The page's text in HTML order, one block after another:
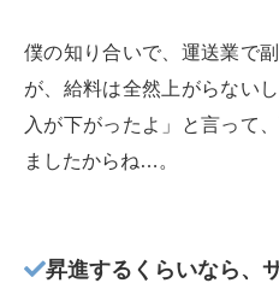
僕の知り合いで、運送業で
が、給料は全然上がらない
入が下がったよ」と言って
ましたからね…。
昇進するくらいなら、